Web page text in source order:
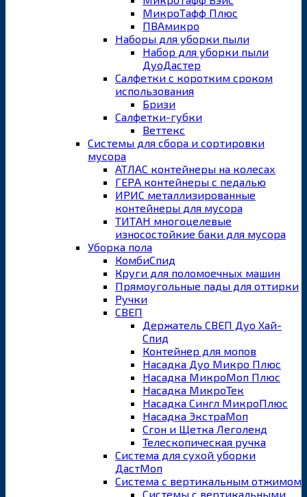
МикроТафф Плюс
ПВАмикро
Наборы для уборки пыли
Набор для уборки пыли
ДуоДастер
Салфетки с коротким сроком
использования
Бризи
Салфетки-губки
Веттекс
Системы для сбора и сортировки
мусора
АТЛАС контейнеры на колесах
ГЕРА контейнеры с педалью
ИРИС металлизированные
контейнеры для мусора
ТИТАН многоцелевые
износостойкие баки для мусора
Уборка пола
КомбиСпид
Круги для поломоечных машин
Прямоугольные пады для оттирки
Ручки
СВЕП
Держатель СВЕП Дуо Хай-
Спид
Контейнер для мопов
Насадка Дуо Микро Плюс
Насадка МикроМоп Плюс
Насадка МикроТек
Насадка Сингл МикроПлюс
Насадка ЭкстраМоп
Сгон и Щетка Леголенд
Телескопическая ручка
Система для сухой уборки
ДастМоп
Система с вертикальным отжимом
Системы с вертикальными